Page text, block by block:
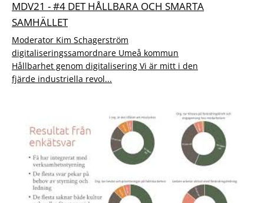
MDV21 - #4 DET HÅLLBARA OCH SMARTA
SAMHÄLLET
Moderator Kim Schagerström
digitaliseringssamordnare Umeå kommun
Hållbarhet genom digitalisering Vi är mitt i den
fjärde industriella revol...